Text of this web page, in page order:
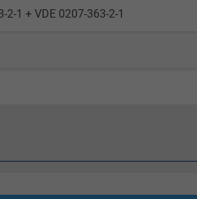
1 + VDE 0207-363-2-1